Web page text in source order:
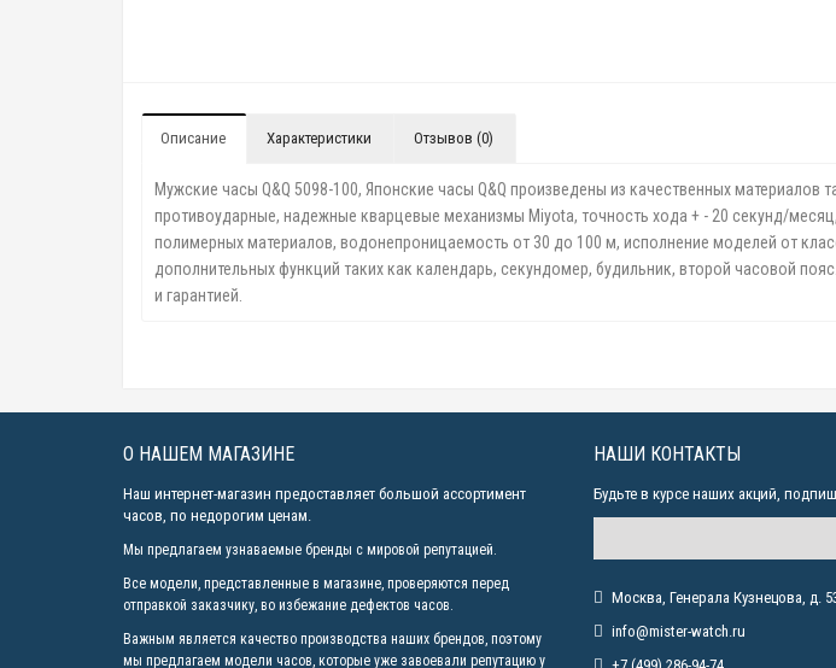
Описание Характеристики Отзывов (0)
Мужские часы Q&Q 5098-100, Японские часы Q&Q произведены из качественных
противоударные, надежные кварцевые механизмы Miyota, точность хода + - 20 секунд/
полимерных материалов, водонепроницаемость от 30 до 100 м, исполнение моделей от
дополнительных функций таких как календарь, секундомер, будильник, второй часовой
и гарантией.
О НАШЕМ МАГАЗИНЕ
Наш интернет-магазин предоставляет большой ассортимент
часов, по недорогим ценам.
Мы предлагаем узнаваемые бренды с мировой репутацией.
Все модели, представленные в магазине, проверяются перед
отправкой заказчику, во избежание дефектов часов.
Важным является качество производства наших брендов, поэтому
мы предлагаем модели часов, которые уже завоевали репутацию у
НАШИ КОНТАКТЫ
Будьте в курсе наших акций,
Москва, Генерала Кузнецова, д.
info@mister-watch.ru